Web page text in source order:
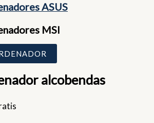
ASUS
MSI
alcobendas